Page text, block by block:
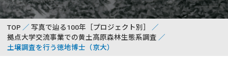
TOP
写真で辿る100年［プロジェクト別］
拠点大学交流事業での黄土高原森林生態系調査
土壌調査を行う徳地博士（京大）